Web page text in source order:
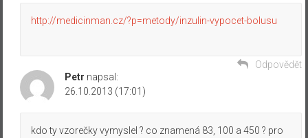
http://medicinman.cz/?p=metody/inzulin-vypocet-bolusu
Odpovědět
Petr napsal:
26.10.2013 (17:01)
kdo ty vzorečky vymyslel ? co znamená 83, 100 a 450 ? pro